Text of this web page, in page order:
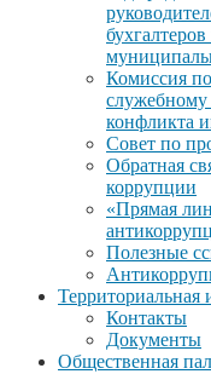
Комиссия
конфликта
Совет по
Обратная
коррупции
«Прямая
Полезные
Территориальная
Контакты
Документы
Общественная